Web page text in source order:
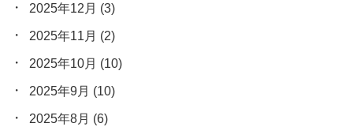
2025年12月 (3)
2025年11月 (2)
2025年10月 (10)
2025年9月 (10)
2025年8月 (6)